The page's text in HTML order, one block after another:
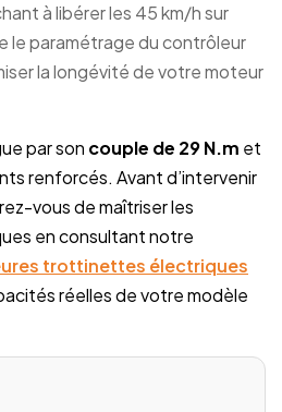
à libérer les 45 km/h sur
le paramétrage du contrôleur
la longévité de votre moteur
par son couple de 29 N.m et
renforcés. Avant d’intervenir
vous de maîtriser les
en consultant notre
trottinettes électriques
réelles de votre modèle